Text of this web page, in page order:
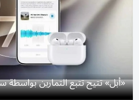
«أبل» تتيح تتبع التمارين